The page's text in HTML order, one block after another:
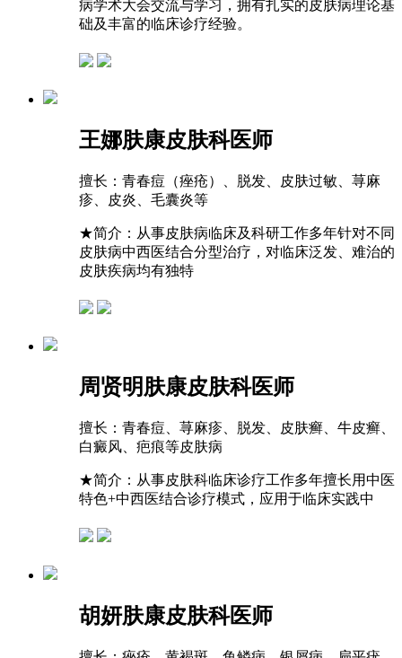
病学术大会交流与学习，拥有扎实的皮肤病理论基
础及丰富的临床诊疗经验。
王娜肤康皮肤科医师
擅长： 青春痘（痤疮）、脱发、皮肤过敏、荨麻
疹、皮炎、毛囊炎等
★简介：从事皮肤病临床及科研工作多年针对不同
皮肤病中西医结合分型治疗，对临床泛发、难治的
皮肤疾病均有独特
周贤明肤康皮肤科医师
擅长： 青春痘、荨麻疹、脱发、皮肤癣、牛皮癣、
白癜风、疤痕等皮肤病
★简介：从事皮肤科临床诊疗工作多年擅长用中医
特色+中西医结合诊疗模式，应用于临床实践中
胡妍肤康皮肤科医师